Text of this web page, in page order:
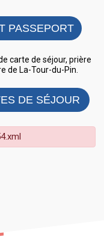
PASSEPORT
carte de séjour, prière
de La-Tour-du-Pin.
DE SÉJOUR